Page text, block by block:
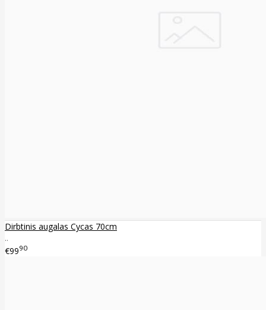
Dirbtinis augalas Cycas 70cm
..
€9990